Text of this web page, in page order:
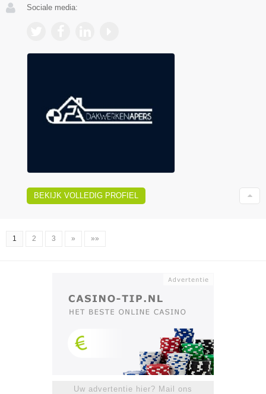
Sociale media:
BEKIJK VOLLEDIG PROFIEL
1 2 3 » »»
Uw advertentie hier? Mail ons